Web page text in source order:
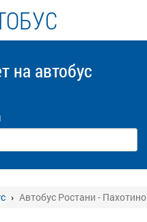
на автобус
Автобус Ростани - Пахотино